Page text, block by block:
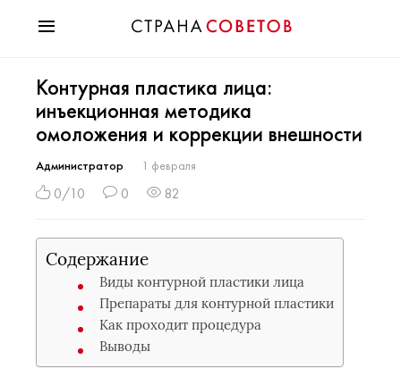
Мода
Звезды
Гороскопы
Здоровье
Психология
Разное
Праздники
Контурная пластика лица:
инъекционная методика
омоложения и коррекции внешности
Администратор 1 февраля
0/10 0 82
Содержание
Виды контурной пластики лица
Препараты для контурной пластики
Как проходит процедура
Выводы